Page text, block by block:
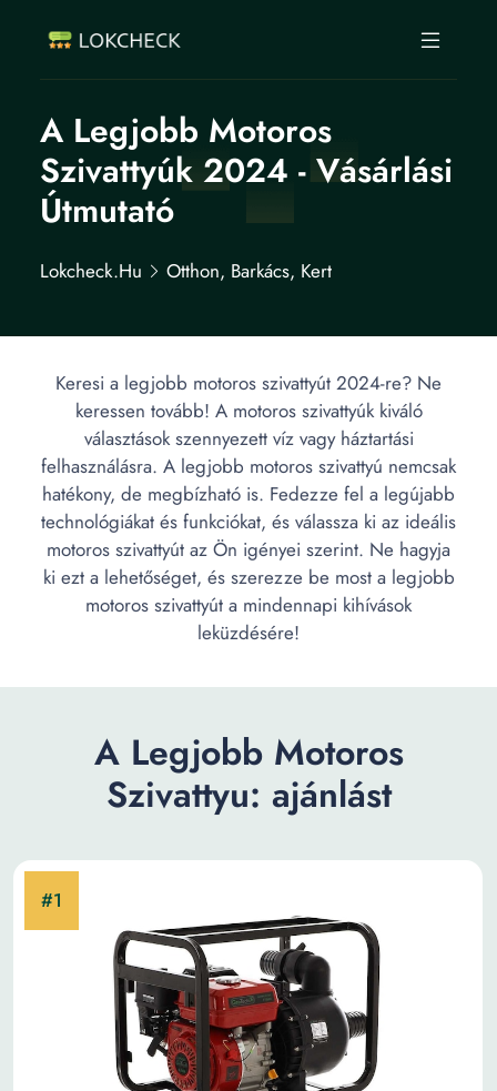
A Legjobb Motoros
Szivattyúk 2024 - Vásárlási
Útmutató
Lokcheck.hu Otthon, Barkács, Kert
Keresi a legjobb motoros szivattyút 2024-re? Ne
keressen tovább! A motoros szivattyúk kiváló
választások szennyezett víz vagy háztartási
felhasználásra. A legjobb motoros szivattyú nemcsak
hatékony, de megbízható is. Fedezze fel a legújabb
technológiákat és funkciókat, és válassza ki az ideális
motoros szivattyút az Ön igényei szerint. Ne hagyja
ki ezt a lehetőséget, és szerezze be most a legjobb
motoros szivattyút a mindennapi kihívások
leküzdésére!
A Legjobb Motoros
Szivattyu: ajánlást